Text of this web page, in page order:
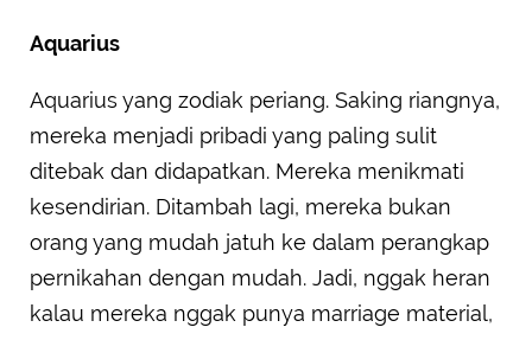
Aquarius
Aquarius yang zodiak periang. Saking riangnya,
mereka menjadi pribadi yang paling sulit
ditebak dan didapatkan. Mereka menikmati
kesendirian. Ditambah lagi, mereka bukan
orang yang mudah jatuh ke dalam perangkap
pernikahan dengan mudah. Jadi, nggak heran
kalau mereka nggak punya marriage material,